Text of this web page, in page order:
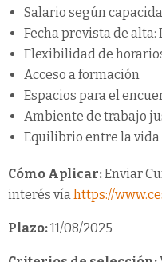
Salario según
Fecha prevista de alta:
Flexibilidad de
Acceso a formación
Espacios para el
Ambiente de trabajo
Equilibrio entre la
Cómo Aplicar:Enviar
interés vía https://
Plazo:11/08/2025